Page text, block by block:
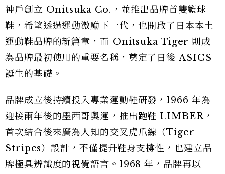
神戶創立 Onitsuka Co.，並推出品牌首雙籃球
鞋，希望透過運動激勵下一代，也開啟了日本本土
運動鞋品牌的新篇章，而 Onitsuka Tiger 則成
為品牌最初使用的重要名稱，奠定了日後 ASICS
誕生的基礎。
品牌成立後持續投入專業運動鞋研發，1966 年為
迎接兩年後的墨西哥奧運，推出跑鞋 LIMBER，
首次結合後來廣為人知的交叉虎爪線（Tiger
Stripes）設計，不僅提升鞋身支撐性，也建立品
牌極具辨識度的視覺語言。1968 年，品牌再以